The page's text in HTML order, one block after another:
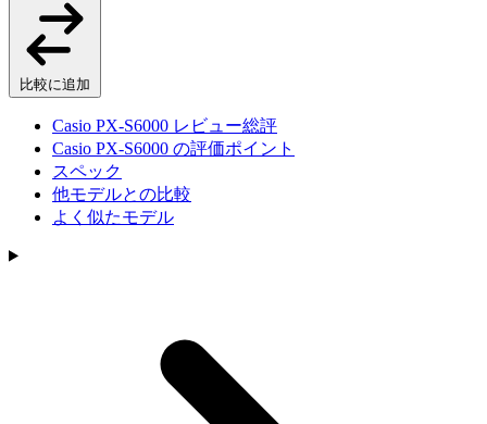
比較に追加
Casio PX-S6000 レビュー総評
Casio PX-S6000 の評価ポイント
スペック
他モデルとの比較
よく似たモデル